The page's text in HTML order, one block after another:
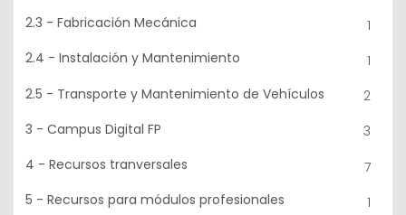
2.3 - Fabricación Mecánica
1
2.4 - Instalación y Mantenimiento
1
2.5 - Transporte y Mantenimiento de Vehículos
2
3 - Campus Digital FP
3
4 - Recursos tranversales
7
5 - Recursos para módulos profesionales
1